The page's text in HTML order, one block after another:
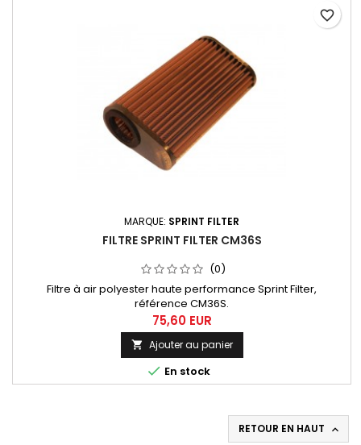
MARQUE: SPRINT FILTER
FILTRE SPRINT FILTER CM36S
(0)
Filtre à air polyester haute performance Sprint Filter,
référence CM36S.
75,60 EUR
 Ajouter au panier
 En stock
favorite_border
RETOUR EN HAUT 